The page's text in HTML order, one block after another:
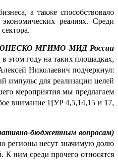
а также способствовало
реалиях. Среди
ЮНЕСКО МГИМО МИД России
этом году на таких площадках,
Николаевич подчеркнул:
импульс для реализации целей
мероприятия мы предлагаем
внимание ЦУР 4,5,14,15 и 17,
бюджетным вопросам)
регионы несут значимую долю
К ним среди прочего относятся